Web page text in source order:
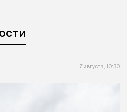
7 августа, 10:30